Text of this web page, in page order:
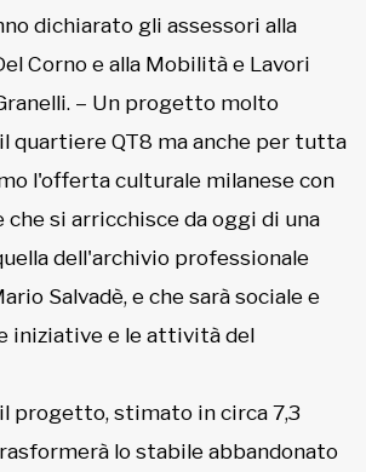
dichiarato gli assessori alla
Corno e alla Mobilità e Lavori
– Un progetto molto
quartiere QT8 ma anche per tutta
l'offerta culturale milanese con
che si arricchisce da oggi di una
dell'archivio professionale
Salvadè, e che sarà sociale e
iniziative e le attività del
progetto, stimato in circa 7,3
lo stabile abbandonato